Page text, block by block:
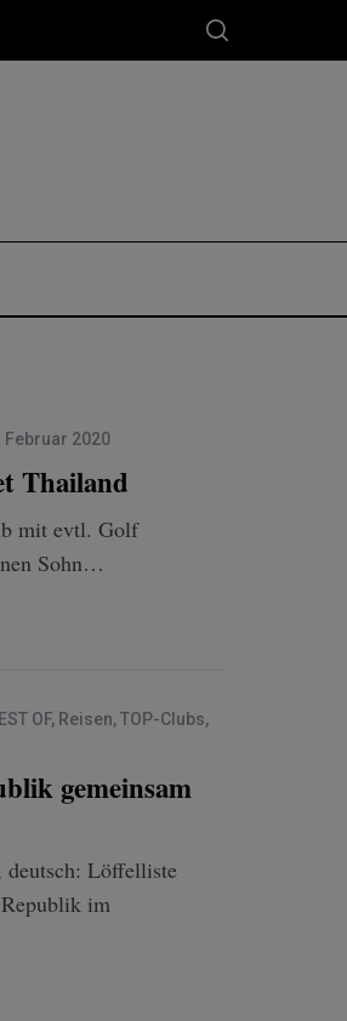
Februar 2020
Thailand
mit evtl. Golf
Sohn…
OF, Reisen,TOP-Clubs,
gemeinsam
Löffelliste
im